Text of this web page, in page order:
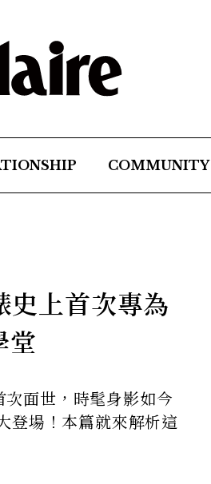
COMMUNITY
上首次專為
堂
面世，時髦身影如今
登場！本篇就來解析這